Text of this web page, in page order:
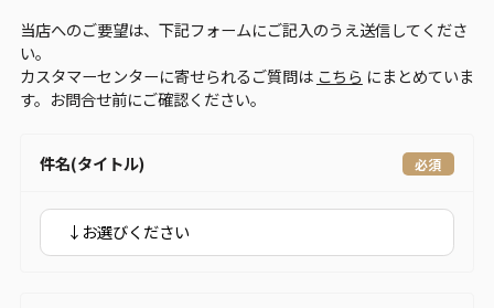
当店へのご要望は、下記フォームにご記入のうえ送信してくださ
い。
カスタマーセンターに寄せられるご質問は こちら にまとめていま
す。お問合せ前にご確認ください。
件名(タイトル)